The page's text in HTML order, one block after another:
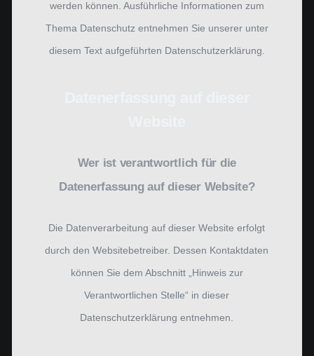
werden können. Ausführliche Informationen zum
Thema Datenschutz entnehmen Sie unserer unter
diesem Text aufgeführten Datenschutzerklärung.
Wer ist verantwortlich für die
Datenerfassung auf dieser Website?
Die Datenverarbeitung auf dieser Website erfolgt
durch den Websitebetreiber. Dessen Kontaktdaten
können Sie dem Abschnitt „Hinweis zur
Verantwortlichen Stelle“ in dieser
Datenschutzerklärung entnehmen.